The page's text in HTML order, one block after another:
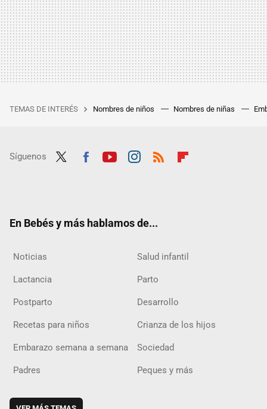
TEMAS DE INTERÉS Nombres de niños Nombres de niñas
Síguenos
En Bebés y más hablamos de...
Noticias Salud infantil
Lactancia Parto
Postparto Desarrollo
Recetas para niños Crianza de los hijos
Embarazo semana a semana Sociedad
Padres Peques y más